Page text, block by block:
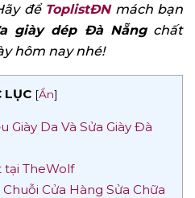
để ToplistĐNmách bạn
giày dép Đà Nẵngchất
hôm nay nhé!
LỤC [Ẩn]
Giày Da Và Sửa Giày Đà
tại TheWolf
Cửa Hàng Sửa Chữa